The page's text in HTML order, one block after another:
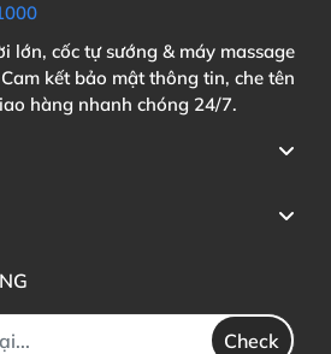
lớn, cốc tự sướng & máy massage
kết bảo mật thông tin, che tên
hàng nhanh chóng 24/7.
Check